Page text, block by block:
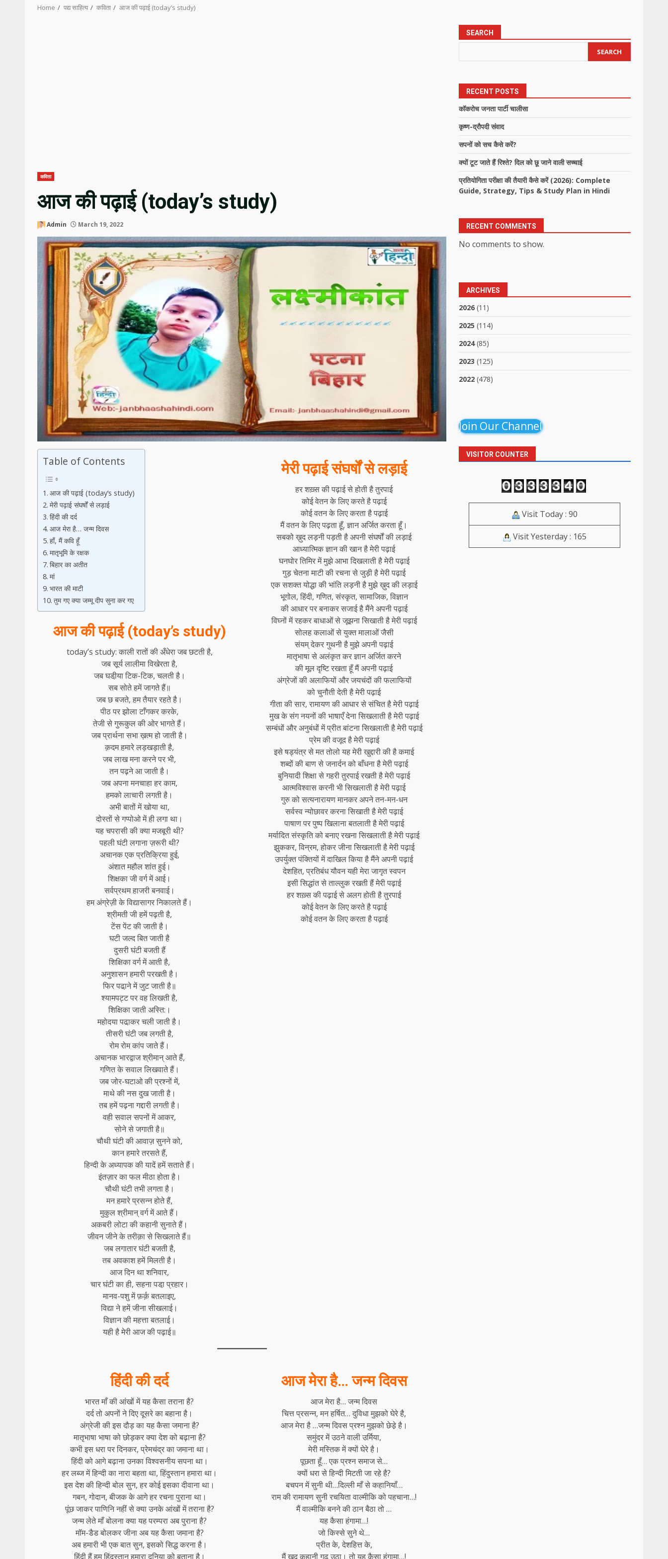
Home पद्य साहित्य कविता आज की पढ़ाई (today’s study)
कविता
आज की पढ़ाई (today’s study)
Admin March 19, 2022
Table of Contents
आज की पढ़ाई (today’s study)
मेरी पढ़ाई संघर्षों से लड़ाई
हिंदी की दर्द
आज मेरा है… जन्म दिवस
हाँ, मैं कवि हूँ
मातृभूमि के रक्षक
बिहार का अतीत
मां
भारत की माटी
तुम गए क्या जम्मू दीप सुना कर गए
आज की पढ़ाई (today’s study)
today’s study: काली रातों की अँधेरा जब छटती है,
जब सूर्य लालीमा विखेरता है,
जब घडी़या टिक-टिक, चलती है।
सब सोते हमें जागते हैं॥
जब छ बजते, हम तैयार रहते है।
पीठ पर झोला टाँगकर करके,
तेजी से गुरूकुल की ओर भागते हैं।
जब प्रार्थना सभा ख़त्म हो जाती है।
क़दम हमारे लड़खड़ाती है,
जब लाख मना करने पर भी,
तन पढ़ने आ जाती है।
जब अपना मनचाहा हर काम,
हमको लाचारी लगती है।
अभी बातों में खोया था,
दोस्तों से गप्पोओ में ही लगा था।
यह चपरासी की क्या मजबूरी थी?
पहली घंटी लगाना ज़रूरी थी?
अचानक एक प्रतिक्रिया हुई,
अंशात महौल शांत हुई।
शिक्षका जी वर्ग में आई।
सर्वप्रथम हाजरी बनवाई।
हम अंग्रेज़ी के विद्यासागर निकालते हैं।
श्रीमती जी हमें पढ़ती है,
टेंस पेंट की जाती है।
घटी जल्द बित जाती है
दुसरी घंटी बजती हैं
शिक्षिका वर्ग में आती है,
अनुशासन हमारी परखती है।
फिर पढा़ने में जुट जाती है॥
श्यामपट्ट पर वह लिखती है,
शिक्षिका जाती अस्ति:।
महोदया पढा़कर चली जाती है।
तीसरी घंटी जब लगती है,
रोम रोम कांप जाते हैं।
अचानक भारद्वाज श्रीमान् आते हैं,
गणित के सवाल लिखवाते हैं।
जब जोर-घटाओ की प्रश्नों में,
माथे की नस दुख जाती है।
तब हमें पढ़ना गद्दारी लगती है।
वही सवाल सपनों में आकर,
सोने से जगाती है॥
चौथी घंटी की आवाज़ सुनने को,
कान हमारे तरसते हैं,
हिन्दी के अध्यापक की यादें हमें सताते हैं।
इंतज़ार का फल मीठा होता है।
चौथी घंटी तभी लगता है।
मन हमारे प्रसन्न होते हैं,
मुकुल श्रीमान् वर्ग में आते हैं।
अकबरी लोटा की कहानी सुनाते हैं।
जीवन जीने के तरीक़ा से सिखलाते हैं॥
जब लगातार घंटी बजती है,
तब अवकाश हमें मिलती है।
आज दिन था शनिवार,
चार घंटी का ही, सहना पडा़ प्रहार।
मानव-पशु में फ़र्क़ बतलाइए,
विद्या ने हमें जीना सीखलाई।
विज्ञान की महत्ता बतलाई।
यही है मेरी आज की पढ़ाई॥
मेरी पढ़ाई संघर्षों से लड़ाई
हर शख़्स की पढ़ाई से होती है तुरपाई
कोई वेतन के लिए करते है पढ़ाई
कोई वतन के लिए करता है पढ़ाई
मैं वतन के लिए पढ़ता हूँ, ज्ञान अर्जित करता हूँ।
सबको ख़ुद लड़नी पड़ती है अपनी संघर्षों की लड़ाई
आध्यात्मिक ज्ञान की खान है मेरी पढ़ाई
घनघोर तिमिर में मुझे आभा दिखलाती है मेरी पढ़ाई
गुड़ चेतना माटी की रचना से जुड़ी है मेरी पढ़ाई
एक सशक्त योद्धा की भांति लड़नी है मुझे ख़ुद की लड़ाई
भूगोल, हिंदी, गणित, संस्कृत, सामाजिक, विज्ञान
की आधार पर बनाकर सजाई है मैंने अपनी पढ़ाई
विघ्नों में रहकर बाधाओं से जूझना सिखाती है मेरी पढ़ाई
सोलह कलाओं से युक्त मालाओं जैसी
संयम् देकर गुथनी है मुझे अपनी पढ़ाई
मातृभाषा से अलंकृत कर ज्ञान अर्जित करने
की मूल दृष्टि रखता हूँ मैं अपनी पढ़ाई
अंग्रेजों की अलाफियों और जयचंदों की फलाफियों
को चुनौती देती है मेरी पढ़ाई
गीता की सार, रामायण की आधार से संचित है मेरी पढ़ाई
मुख के संग नयनों की भाषाएँ देना सिखलाती है मेरी पढ़ाई
सम्बंधों और अनुबंधों में प्रीत बांटना सिखलाती है मेरी पढ़ाई
प्रेम की वजूद है मेरी पढ़ाई
इसे षड्यंत्र से मत तोलो यह मेरी खुद्दारी की है कमाई
शब्दों की बाण से जनार्दन को बाँधना है मेरी पढ़ाई
बुनियादी शिक्षा से गहरी तुरपाई रखती है मेरी पढ़ाई
आत्मविश्वास करनी भी सिखलाती है मेरी पढ़ाई
गुरु को सत्यनारायण मानकर अपने तन-मन-धन
सर्वस्व न्योछावर करना सिखाती है मेरी पढ़ाई
पाषाण पर पुष्प खिलाना बतलाती है मेरी पढ़ाई
मर्यादित संस्कृति को बनाए रखना सिखलाती है मेरी पढ़ाई
झुककर, विन्रम, होकर जीना सिखलाती है मेरी पढ़ाई
उपर्युक्त पंक्तियों में दाखिल किया है मैंने अपनी पढ़ाई
देशहित, प्रतिबंध यौवन यही मेरा जागृत स्वपन
इसी सिद्धांत से ताल्लुक रखती हैं मेरी पढ़ाई
हर शख़्स की पढ़ाई से अलग होती है तुरपाई
कोई वेतन के लिए करते है पढ़ाई
कोई वतन के लिए करता है पढ़ाई
हिंदी की दर्द
भारत माँ की आंखों में यह कैसा तराना है?
दर्द तो अपनों ने दिए दूसरे का बहाना है।
अंग्रेजी की इस दौड़ का यह कैसा जमाना है?
मातृभाषा भाषा को छोड़कर क्या देश को बढ़ाना है?
कभी इस धरा पर दिनकर, प्रेमचंद्र का जमाना था।
हिंदी को आगे बढ़ाना उनका विश्वसनीय सपना था।
हर लब्ज में हिन्दी का नारा बहता था, हिंदुस्तान हमारा था।
इस देश की हिन्दी बोल सुन, हर कोई इसका दीवाना था।
गबन, गोदान, बीजक के आगे हर रचना पुराना था।
पूंछ जाकर पाणिनि नहीं से क्या उनके आंखों में तराना है?
जन्म लेते माँ बोलना क्या यह परम्परा अब पुराना है?
मॉम-डैड बोलकर जीना अब यह कैसा जमाना है?
अब हमारी भी एक बात सुन, इसको सिद्ध करना है।
हिंदी हैं हम हिंदुस्तान हमारा दुनिया को बताना है।
आज मेरा है… जन्म दिवस
आज मेरा है… जन्म दिवस
चित्त प्रसन्न, मन हर्षित… दुविधा मुझको घेरे है,
आज मेरा है …जन्म दिवस प्रश्न मुझको छेडे़ है।
समुंदर में उठने वाली उर्मिया,
मेरी मस्तिक में क्यों घेरे है।
पूछता हूँ… एक प्रश्न समाज से…
क्यों धरा से हिन्दी मिटती जा रहे है?
बचपन में सुनी थी…दिल्ली माँ से कहानियाँ…
राम की रामायण सुनी रचयिता वाल्मीकि को पहचाना…!
मैं वाल्मीकि बनने की ठान बैठा तो …
यह कैसा हंगामा…!
जो किस्से सुने थे…
प्रीत के, देशहित्त के,
मैं ख़ुद कहानी गढ़ उठा। तो यह कैसा हंगामा…!
SEARCH
SEARCH
RECENT POSTS
कॉकरोच जनता पार्टी चालीसा
कृष्ण-द्रौपदी संवाद
सपनों को सच कैसे करें?
क्यों टूट जाते हैं रिश्ते? दिल को छू जाने वाली सच्चाई
प्रतियोगिता परीक्षा की तैयारी कैसे करें (2026): Complete
Guide, Strategy, Tips & Study Plan in Hindi
RECENT COMMENTS
No comments to show.
ARCHIVES
2026 (11)
2025 (114)
2024(85)
2023 (125)
2022 (478)
Join Our Channel
VISITOR COUNTER
Visit Today : 90
Visit Yesterday : 165